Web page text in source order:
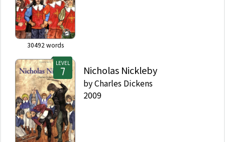
30492 words
LEVEL
Nicholas Nickleby
byCharles Dickens
2009